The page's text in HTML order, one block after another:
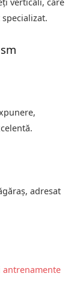
adresat
antrenamente